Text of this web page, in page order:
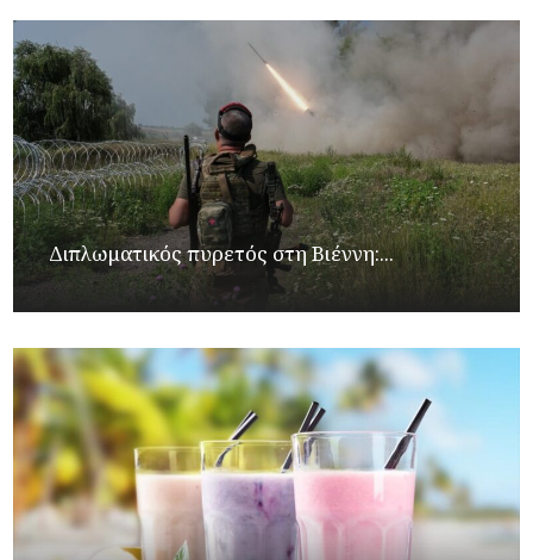
Διπλωματικός πυρετός στη Βιέννη:...